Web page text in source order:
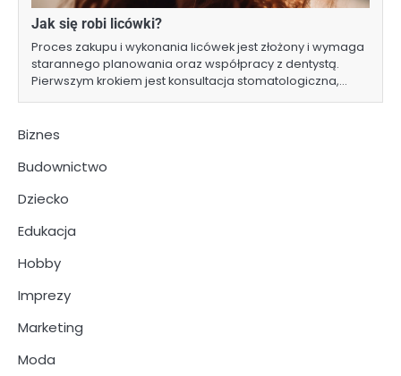
Jak się robi licówki?
Proces zakupu i wykonania licówek jest złożony i wymaga
starannego planowania oraz współpracy z dentystą.
Pierwszym krokiem jest konsultacja stomatologiczna,…
Biznes
Budownictwo
Dziecko
Edukacja
Hobby
Imprezy
Marketing
Moda